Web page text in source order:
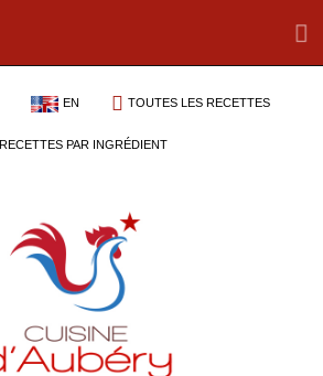
EN TOUTES LES RECETTES
RECETTES PAR INGRÉDIENT